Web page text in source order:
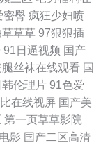
密臀 疯狂少妇喷
草草 97狠狠插
91日逼视频 国产
腿丝袜在线观看 国
韩伦理片 91色爱
在线视屏 国产美
第一页草草影院
影 国产二区高清